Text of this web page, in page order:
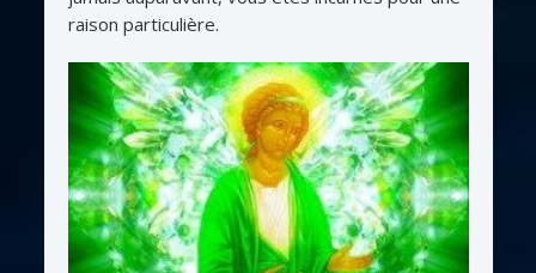
raison particulière.